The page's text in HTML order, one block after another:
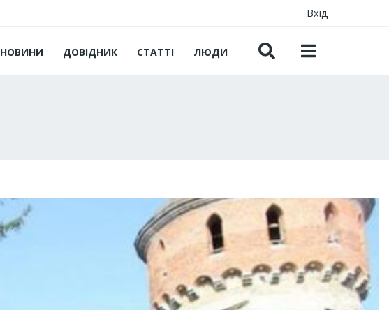
Вхід
НОВИНИ ДОВІДНИК СТАТТІ ЛЮДИ